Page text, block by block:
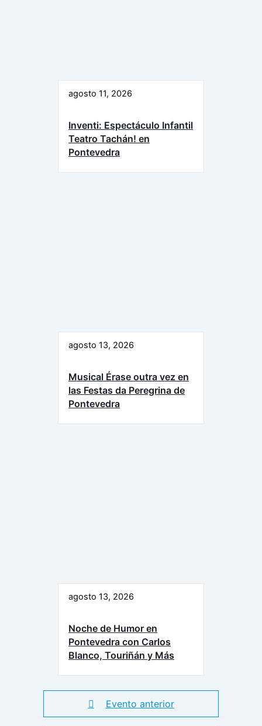
agosto 11, 2026
Inventi: Espectáculo Infantil
Teatro Tachán! en
Pontevedra
agosto 13, 2026
Musical Érase outra vez en
las Festas da Peregrina de
Pontevedra
agosto 13, 2026
Noche de Humor en
Pontevedra con Carlos
Blanco, Touriñán y Más
Evento anterior